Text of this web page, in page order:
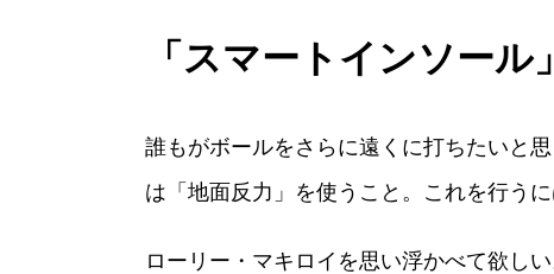
「スマートインソー
誰もがボールをさらに遠くに打ちたいと
は「地面反力」を使うこと。これを行う
ローリー・マキロイを思い浮かべて欲し